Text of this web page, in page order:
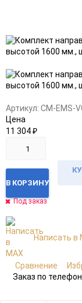
в
избранное
к
сравнению
Артикул: CM-EMS-
Цена
11 304₽
В КОРЗИНУ
Под заказ
Написать в
Сравнение
Заказ по